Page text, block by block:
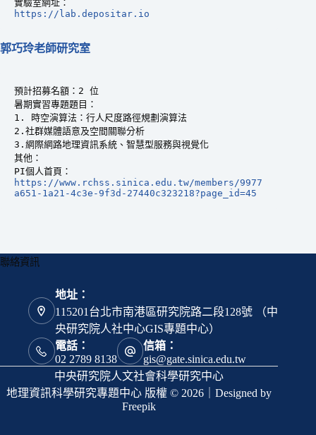
https://lab.depositar.io
郭巧玲老師研究室
預計招募名額：2 位
暑期實習專題題目：
1. 時空演算法：行人尺度路徑規劃演算法
2.社群媒體語意及空間關聯分析
3.網際網路地理資訊系統、智慧型服務與視覺化
其他：
https://www.rchss.sinica.edu.tw/members/9977
a651-1a21-4c3e-9f3d-27440c323218?page_id=45
聯絡資訊
地址：
115201台北市南港區研究院路二段128號 （中
央研究院人社中心GIS專題中心）
電話：
02 2789 8138
信箱：
gis@gate.sinica.edu.tw
中央研究院人文社會科學研究中心
地理資訊科學研究專題中心 版權 © 2026｜Designed by
Freepik